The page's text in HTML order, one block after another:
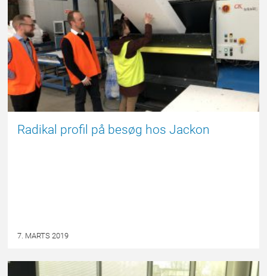
Radikal profil på besøg hos Jackon
7. MARTS 2019
NYHED